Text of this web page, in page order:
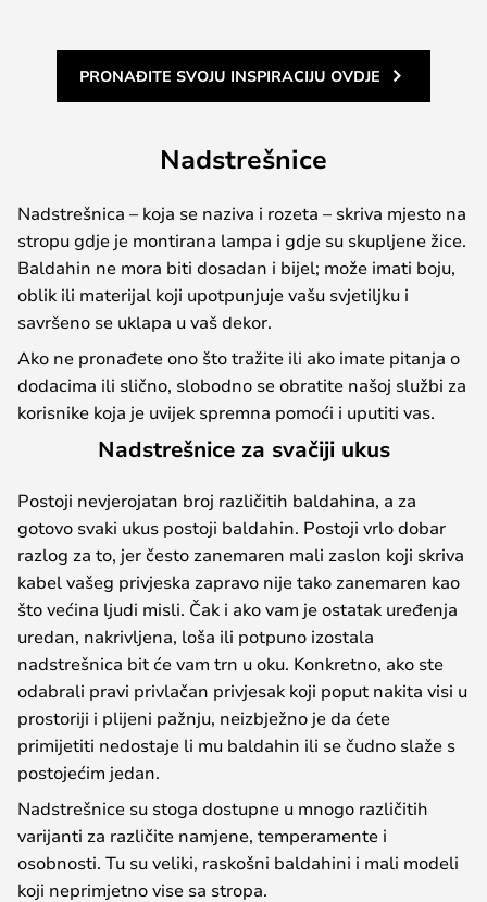
PRONAĐITE SVOJU INSPIRACIJU OVDJE
Nadstrešnice
Nadstrešnica – koja se naziva i rozeta – skriva mjesto na
stropu gdje je montirana lampa i gdje su skupljene žice.
Baldahin ne mora biti dosadan i bijel; može imati boju,
oblik ili materijal koji upotpunjuje vašu svjetiljku i
savršeno se uklapa u vaš dekor.
Ako ne pronađete ono što tražite ili ako imate pitanja o
dodacima ili slično, slobodno se obratite našoj službi za
korisnike koja je uvijek spremna pomoći i uputiti vas.
Nadstrešnice za svačiji ukus
Postoji nevjerojatan broj različitih baldahina, a za
gotovo svaki ukus postoji baldahin. Postoji vrlo dobar
razlog za to, jer često zanemaren mali zaslon koji skriva
kabel vašeg privjeska zapravo nije tako zanemaren kao
što većina ljudi misli. Čak i ako vam je ostatak uređenja
uredan, nakrivljena, loša ili potpuno izostala
nadstrešnica bit će vam trn u oku. Konkretno, ako ste
odabrali pravi privlačan privjesak koji poput nakita visi u
prostoriji i plijeni pažnju, neizbježno je da ćete
primijetiti nedostaje li mu baldahin ili se čudno slaže s
postojećim jedan.
Nadstrešnice su stoga dostupne u mnogo različitih
varijanti za različite namjene, temperamente i
osobnosti. Tu su veliki, raskošni baldahini i mali modeli
koji neprimjetno vise sa stropa.